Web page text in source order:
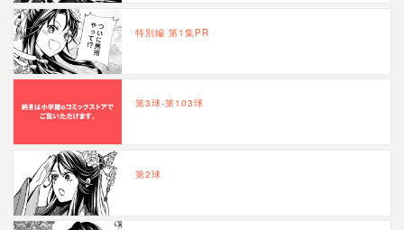
特別編 第1集PR
第3球-第103球
第2球